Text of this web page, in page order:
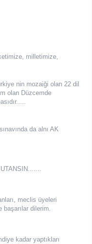
milletimize,
nin mozaiği olan 22 dil
olan Düzcemde
da alnı AK
meclis üyeleri
başarılar dilerim.
kadar yaptıkları